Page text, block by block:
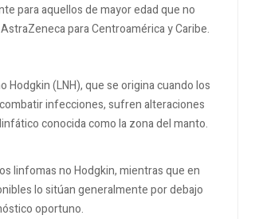
para aquellos de mayor edad que no
para Centroamérica y Caribe.
(LNH), que se origina cuando los
infecciones, sufren alteraciones
conocida como la zona del manto.
linfomas no Hodgkin, mientras que en
lo sitúan generalmente por debajo
oportuno.